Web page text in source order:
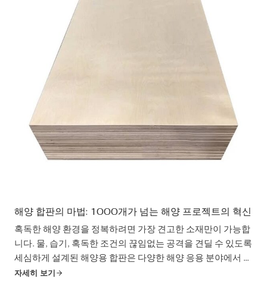
해양 합판의 마법: 1000개가 넘는 해양 프로젝트의 혁신
혹독한 해양 환경을 정복하려면 가장 견고한 소재만이 가능합
니다. 물, 습기, 혹독한 조건의 끊임없는 공격을 견딜 수 있도록
세심하게 설계된 해양용 합판은 다양한 해양 응용 분야에서 침
몰하지 않는 선택입니다. 요트의 매끈한 선체부터 해안가 부두
자세히 보기